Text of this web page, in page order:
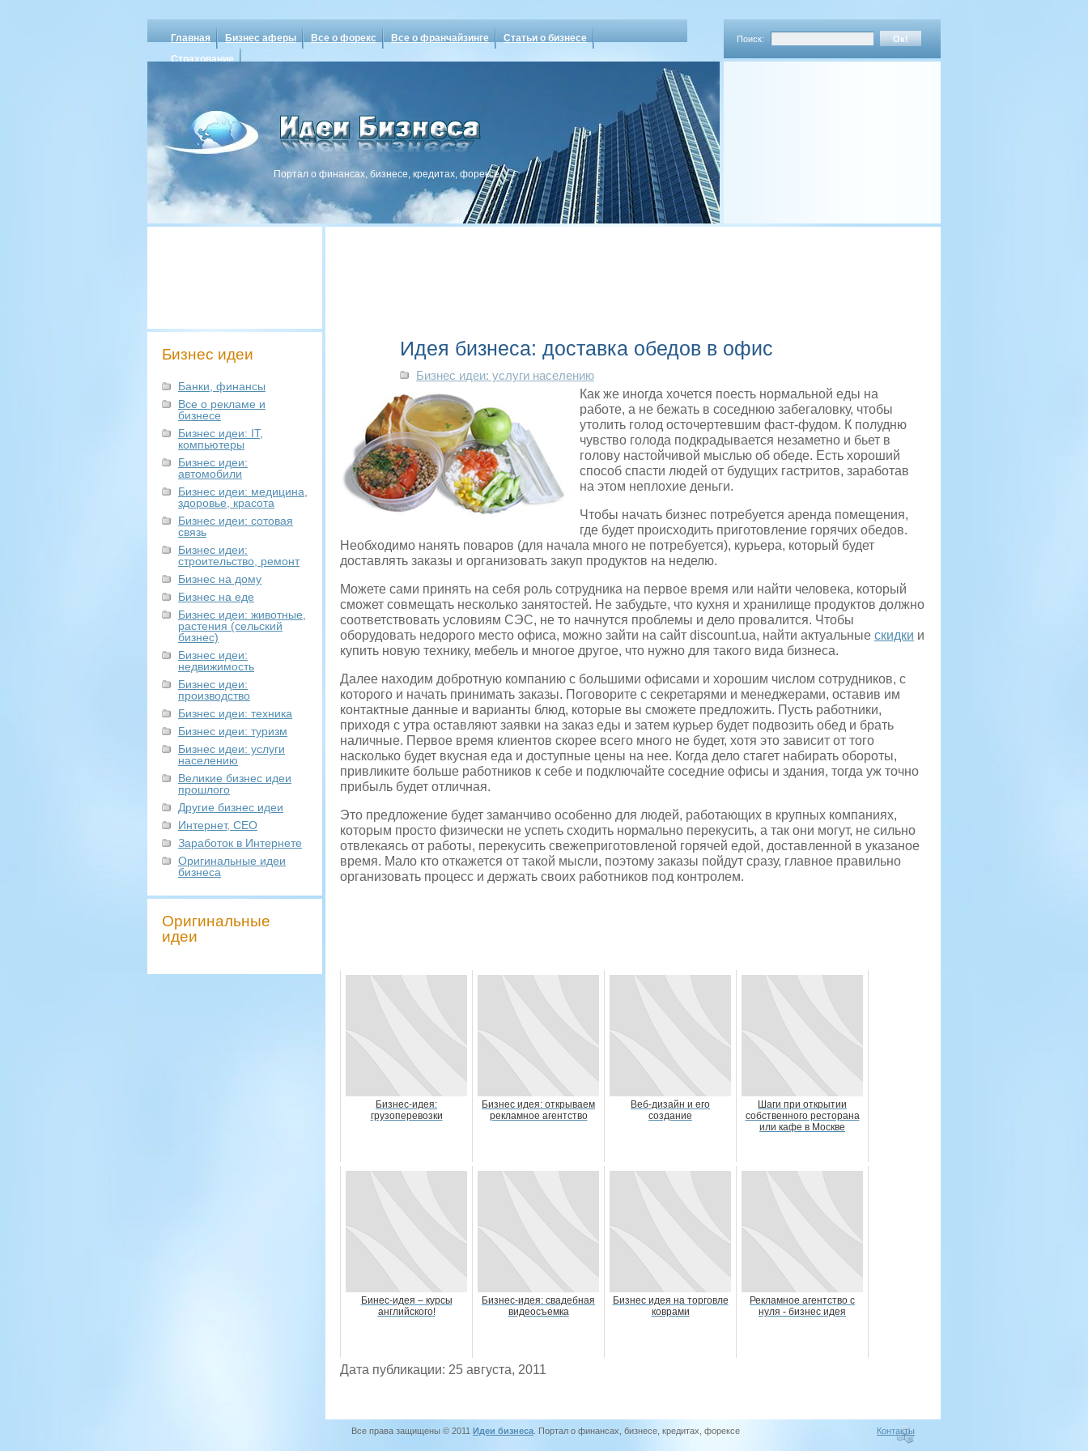
Главная Бизнес аферы Все о форекс Все о франчайзинге
Статьи о бизнесе
Страхование
Поиск:
Портал о финансах, бизнесе, кредитах, форексе
Бизнес идеи
Банки, финансы
Все о рекламе и
бизнесе
Бизнес идеи: IT,
компьютеры
Бизнес идеи:
автомобили
Бизнес идеи: медицина,
здоровье, красота
Бизнес идеи: сотовая
связь
Бизнес идеи:
строительство, ремонт
Бизнес на дому
Бизнес на еде
Бизнес идеи: животные,
растения (сельский
бизнес)
Бизнес идеи:
недвижимость
Бизнес идеи:
производство
Бизнес идеи: техника
Бизнес идеи: туризм
Бизнес идеи: услуги
населению
Великие бизнес идеи
прошлого
Другие бизнес идеи
Интернет, СЕО
Заработок в Интернете
Оригинальные идеи
бизнеса
Оригинальные
идеи
Идея бизнеса: доставка обедов в офис
Бизнес идеи: услуги населению
Как же иногда хочется поесть нормальной еды на
работе, а не бежать в соседнюю забегаловку, чтобы
утолить голод осточертевшим фаст-фудом. К полудню
чувство голода подкрадывается незаметно и бьет в
голову настойчивой мыслью об обеде. Есть хороший
способ спасти людей от будущих гастритов, заработав
на этом неплохие деньги.
Чтобы начать бизнес потребуется аренда помещения,
где будет происходить приготовление горячих обедов.
Необходимо нанять поваров (для начала много не потребуется), курьера, который будет
доставлять заказы и организовать закуп продуктов на неделю.
Можете сами принять на себя роль сотрудника на первое время или найти человека, который
сможет совмещать несколько занятостей. Не забудьте, что кухня и хранилище продуктов должно
соответствовать условиям СЭС, не то начнутся проблемы и дело провалится. Чтобы
оборудовать недорого место офиса, можно зайти на сайт discount.ua, найти актуальные скидки и
купить новую технику, мебель и многое другое, что нужно для такого вида бизнеса.
Далее находим добротную компанию с большими офисами и хорошим числом сотрудников, с
которого и начать принимать заказы. Поговорите с секретарями и менеджерами, оставив им
контактные данные и варианты блюд, которые вы сможете предложить. Пусть работники,
приходя с утра оставляют заявки на заказ еды и затем курьер будет подвозить обед и брать
наличные. Первое время клиентов скорее всего много не будет, хотя это зависит от того
насколько будет вкусная еда и доступные цены на нее. Когда дело стагет набирать обороты,
привликите больше работников к себе и подключайте соседние офисы и здания, тогда уж точно
прибыль будет отличная.
Это предложение будет заманчиво особенно для людей, работающих в крупных компаниях,
которым просто физически не успеть сходить нормально перекусить, а так они могут, не сильно
отвлекаясь от работы, перекусить свежеприготовленой горячей едой, доставленной в указаное
время. Мало кто откажется от такой мысли, поэтому заказы пойдут сразу, главное правильно
организовать процесс и держать своих работников под контролем.
Бизнес-идея:
грузоперевозки
Бизнес идея: открываем
рекламное агентство
Веб-дизайн и его
создание
Шаги при открытии
собственного ресторана
или кафе в Москве
Бинес-идея – курсы
английского!
Бизнес-идея: свадебная
видеосъемка
Бизнес идея на торговле
коврами
Рекламное агентство с
нуля - бизнес идея
Дата публикации: 25 августа, 2011
Все права защищены © 2011 Идеи бизнеса . Портал о финансах, бизнесе, кредитах, форексе Контакты